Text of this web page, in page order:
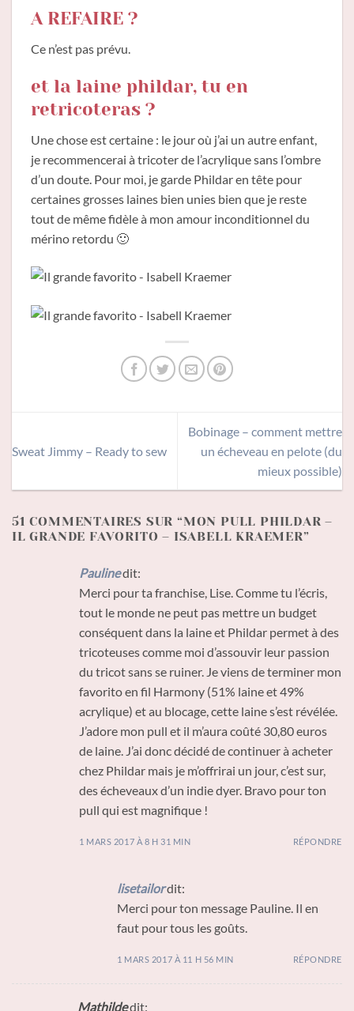
A REFAIRE ?
Ce n’est pas prévu.
et la laine phildar, tu en
retricoteras ?
Une chose est certaine : le jour où j’ai un autre enfant,
je recommencerai à tricoter de l’acrylique sans l’ombre
d’un doute. Pour moi, je garde Phildar en tête pour
certaines grosses laines bien unies bien que je reste
tout de même fidèle à mon amour inconditionnel du
mérino retordu 🙂
Sweat Jimmy – Ready to sew
Bobinage – comment mettre
un écheveau en pelote (du
mieux possible)
51 COMMENTAIRES SUR “MON PULL PHILDAR –
IL GRANDE FAVORITO – ISABELL KRAEMER”
Paulinedit:
Merci pour ta franchise, Lise. Comme tu l’écris,
tout le monde ne peut pas mettre un budget
conséquent dans la laine et Phildar permet à des
tricoteuses comme moi d’assouvir leur passion
du tricot sans se ruiner. Je viens de terminer mon
favorito en fil Harmony (51% laine et 49%
acrylique) et au blocage, cette laine s’est révélée.
J’adore mon pull et il m’aura coûté 30,80 euros
de laine. J’ai donc décidé de continuer à acheter
chez Phildar mais je m’offrirai un jour, c’est sur,
des écheveaux d’un indie dyer. Bravo pour ton
pull qui est magnifique !
1 MARS 2017 À 8 H 31 MIN RÉPONDRE
lisetailordit:
Merci pour ton message Pauline. Il en
faut pour tous les goûts.
1 MARS 2017 À 11 H 56 MIN RÉPONDRE
Mathildedit: